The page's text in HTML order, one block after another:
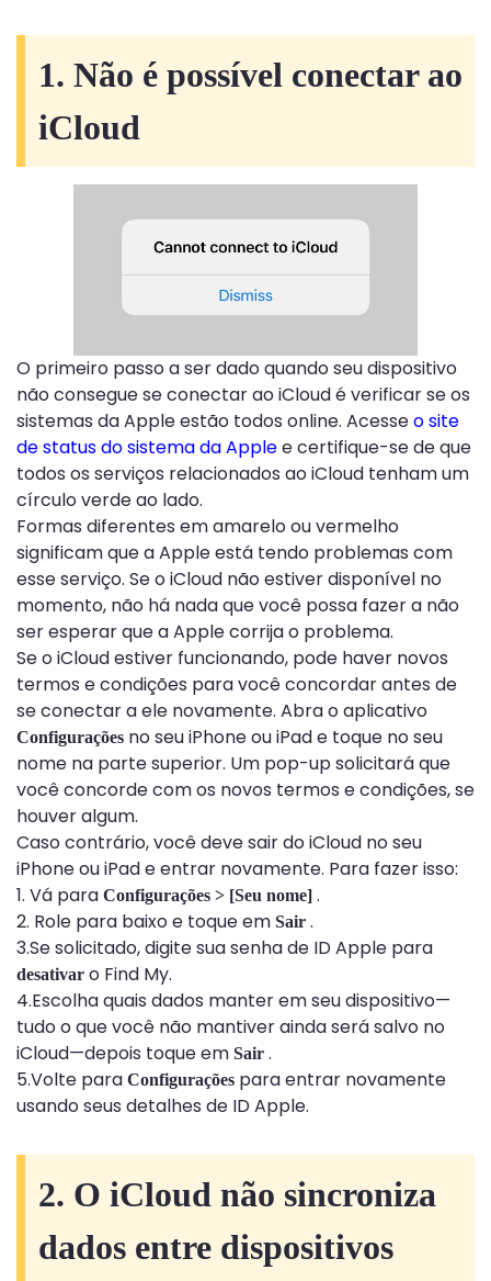
1. Não é possível conectar ao
iCloud
O primeiro passo a ser dado quando seu dispositivo
não consegue se conectar ao iCloud é verificar se os
sistemas da Apple estão todos online. Acesseo site
de status do sistema da Applee certifique-se de que
todos os serviços relacionados ao iCloud tenham um
círculo verde ao lado.
Formas diferentes em amarelo ou vermelho
significam que a Apple está tendo problemas com
esse serviço. Se o iCloud não estiver disponível no
momento, não há nada que você possa fazer a não
ser esperar que a Apple corrija o problema.
Se o iCloud estiver funcionando, pode haver novos
termos e condições para você concordar antes de
se conectar a ele novamente. Abra o aplicativo
Configurações no seu iPhone ou iPad e toque no seu
nome na parte superior. Um pop-up solicitará que
você concorde com os novos termos e condições, se
houver algum.
Caso contrário, você deve sair do iCloud no seu
iPhone ou iPad e entrar novamente. Para fazer isso:
1. Vá para Configurações > [Seu nome] .
2. Role para baixo e toque em Sair .
3.Se solicitado, digite sua senha de ID Apple para
desativar o Find My.
4.Escolha quais dados manter em seu dispositivo—
tudo o que você não mantiver ainda será salvo no
iCloud—depois toque em Sair .
5.Volte para Configurações para entrar novamente
usando seus detalhes de ID Apple.
2. O iCloud não sincroniza
dados entre dispositivos